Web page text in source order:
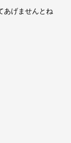
あげませんとね